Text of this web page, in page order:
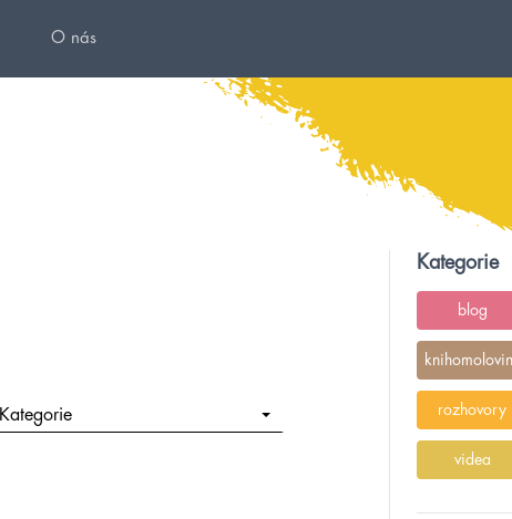
O nás
Kategorie
Kategorie
blog
rozhovory
videa